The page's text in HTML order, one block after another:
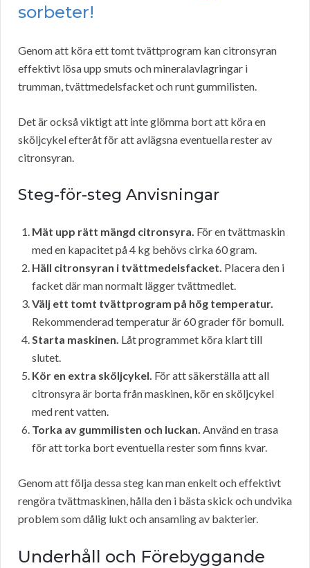
sorbeter!
Genom att köra ett tomt tvättprogram kan citronsyran
effektivt lösa upp smuts och mineralavlagringar i
trumman, tvättmedelsfacket och runt gummilisten.
Det är också viktigt att inte glömma bort att köra en
sköljcykel efteråt för att avlägsna eventuella rester av
citronsyran.
Steg-för-steg Anvisningar
Mät upp rätt mängd citronsyra. För en tvättmaskin
med en kapacitet på 4 kg behövs cirka 60 gram.
Häll citronsyran i tvättmedelsfacket. Placera den i
facket där man normalt lägger tvättmedlet.
Välj ett tomt tvättprogram på hög temperatur.
Rekommenderad temperatur är 60 grader för bomull.
Starta maskinen. Låt programmet köra klart till
slutet.
Kör en extra sköljcykel. För att säkerställa att all
citronsyra är borta från maskinen, kör en sköljcykel
med rent vatten.
Torka av gummilisten och luckan. Använd en trasa
för att torka bort eventuella rester som finns kvar.
Genom att följa dessa steg kan man enkelt och effektivt
rengöra tvättmaskinen, hålla den i bästa skick och undvika
problem som dålig lukt och ansamling av bakterier.
Underhåll och Förebyggande